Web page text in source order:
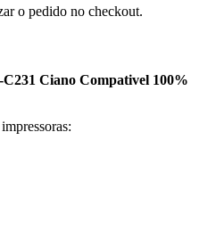
o pedido no checkout.
Ciano Compativel 100%